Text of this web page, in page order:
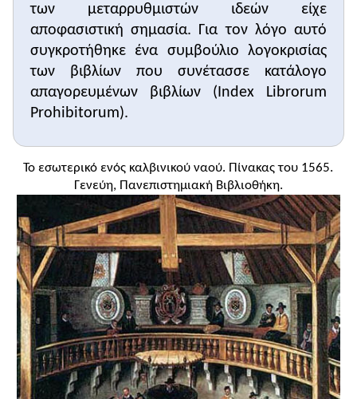
των μεταρρυθμιστών ιδεών είχε
αποφασιστική σημασία. Για τον λόγο αυτό
συγκροτήθηκε ένα συμβούλιο λογοκρισίας
των βιβλίων που συνέτασσε κατάλογο
απαγορευμένων βιβλίων (Index Librorum
Prohibitorum).
Το εσωτερικό ενός καλβινικού ναού. Πίνακας του 1565.
Γενεύη, Πανεπιστημιακή Βιβλιοθήκη.